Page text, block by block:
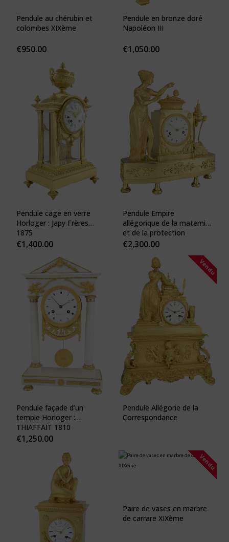
Pendule au chérubin et
colombes XIXème
€950.00
Pendule en bronze doré
Napoléon III
€1,050.00
Pendule cage en verre
Horloger : Japy Frères
1875
€1,400.00
Pendule Empire
allégorique de la maternité
et de la protection
€2,300.00
Pendule façade d’un
temple Horloger :
THIAFFAIT 1810
€1,250.00
Vendu
Pendule Allégorie de la
Correspondance
Vendu
Paire de vases en marbre
de carrare XIXème